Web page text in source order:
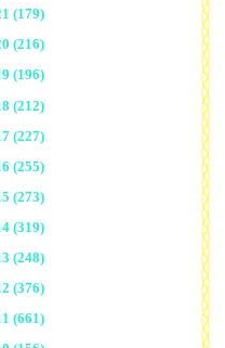
(179)
(216)
(196)
(212)
(227)
(255)
(273)
(319)
(248)
(376)
(661)